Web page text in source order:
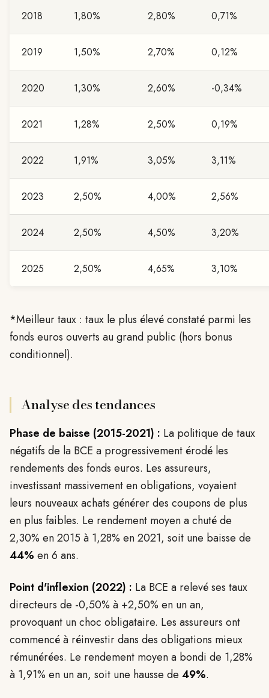
2018 1,80% 2,80% 0,71%
2019 1,50% 2,70% 0,12%
2020 1,30% 2,60% -0,34%
2021 1,28% 2,50% 0,19%
2022 1,91% 3,05% 3,11%
2023 2,50% 4,00% 2,56%
2024 2,50% 4,50% 3,20%
2025 2,50% 4,65% 3,10%
*Meilleur taux : taux le plus élevé constaté parmi les
fonds euros ouverts au grand public (hors bonus
conditionnel).
Analyse des tendances
Phase de baisse (2015-2021) : La politique de taux
négatifs de la BCE a progressivement érodé les
rendements des fonds euros. Les assureurs,
investissant massivement en obligations, voyaient
leurs nouveaux achats générer des coupons de plus
en plus faibles. Le rendement moyen a chuté de
2,30% en 2015 à 1,28% en 2021, soit une baisse de
44% en 6 ans.
Point d'inflexion (2022) : La BCE a relevé ses taux
directeurs de -0,50% à +2,50% en un an,
provoquant un choc obligataire. Les assureurs ont
commencé à réinvestir dans des obligations mieux
rémunérées. Le rendement moyen a bondi de 1,28%
à 1,91% en un an, soit une hausse de 49%.